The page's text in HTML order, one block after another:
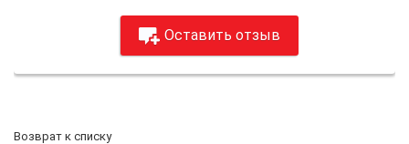
Оставить отзыв
Возврат к списку